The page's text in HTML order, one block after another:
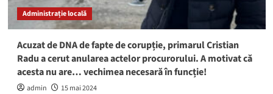
FALS
INFORMATIC
Administrație locală
Acuzat de DNA de fapte de corupție, primarul Cristian
Radu a cerut anularea actelor procurorului. A motivat că
acesta nu are… vechimea necesară în funcție!
admin 15 mai 2024